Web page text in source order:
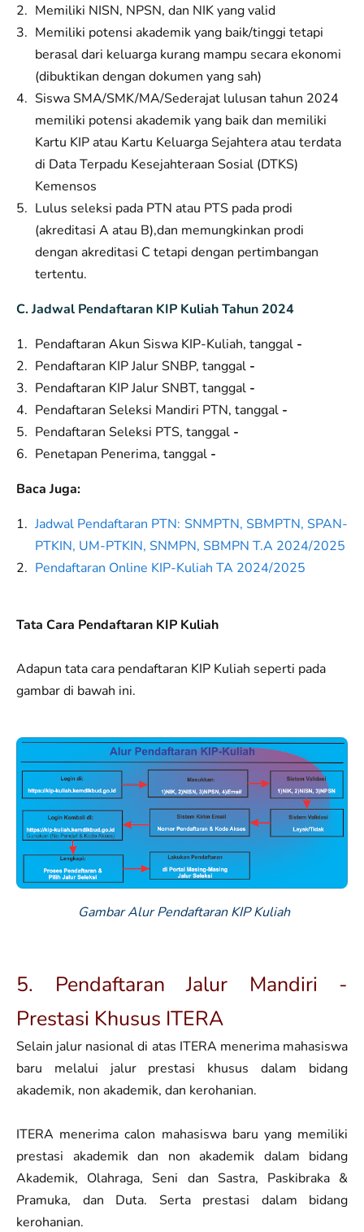
Memiliki NISN, NPSN, dan NIK yang valid
Memiliki potensi akademik yang baik/tinggi tetapi
berasal dari keluarga kurang mampu secara ekonomi
(dibuktikan dengan dokumen yang sah)
Siswa SMA/SMK/MA/Sederajat lulusan tahun 2024
memiliki potensi akademik yang baik dan memiliki
Kartu KIP atau Kartu Keluarga Sejahtera atau terdata
di Data Terpadu Kesejahteraan Sosial (DTKS)
Kemensos
Lulus seleksi pada PTN atau PTS pada prodi
(akreditasi A atau B),dan memungkinkan prodi
dengan akreditasi C tetapi dengan pertimbangan
tertentu.
C. Jadwal Pendaftaran KIP Kuliah Tahun 2024
Pendaftaran Akun Siswa KIP-Kuliah, tanggal -
Pendaftaran KIP Jalur SNBP, tanggal -
Pendaftaran KIP Jalur SNBT, tanggal -
Pendaftaran Seleksi Mandiri PTN, tanggal -
Pendaftaran Seleksi PTS, tanggal -
Penetapan Penerima, tanggal -
Baca Juga:
Jadwal Pendaftaran PTN: SNMPTN, SBMPTN, SPAN-
PTKIN, UM-PTKIN, SNMPN, SBMPN T.A 2024/2025
Pendaftaran Online KIP-Kuliah TA 2024/2025
Tata Cara Pendaftaran KIP Kuliah
Adapun tata cara pendaftaran KIP Kuliah seperti pada
gambar di bawah ini.
Gambar Alur Pendaftaran KIP Kuliah
5. Pendaftaran Jalur Mandiri -
Prestasi Khusus ITERA
Selain jalur nasional di atas ITERA menerima mahasiswa
baru melalui jalur prestasi khusus dalam bidang
akademik, non akademik, dan kerohanian.
ITERA menerima calon mahasiswa baru yang memiliki
prestasi akademik dan non akademik dalam bidang
Akademik, Olahraga, Seni dan Sastra, Paskibraka &
Pramuka, dan Duta. Serta prestasi dalam bidang
kerohanian.